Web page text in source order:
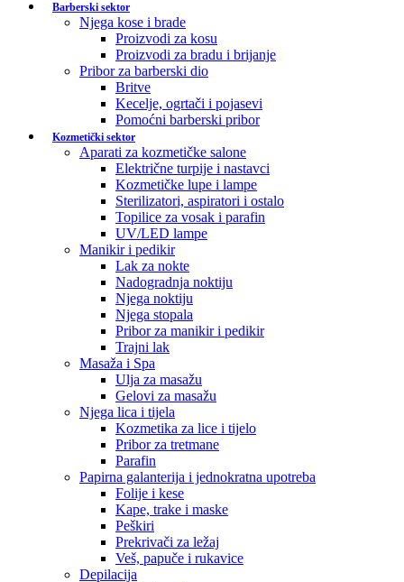
Barberski sektor
Njega kose i brade
Proizvodi za kosu
Proizvodi za bradu i brijanje
Pribor za barberski dio
Britve
Kecelje, ogrtači i pojasevi
Pomoćni barberski pribor
Kozmetički sektor
Aparati za kozmetičke salone
Električne turpije i nastavci
Kozmetičke lupe i lampe
Sterilizatori, aspiratori i ostalo
Topilice za vosak i parafin
UV/LED lampe
Manikir i pedikir
Lak za nokte
Nadogradnja noktiju
Njega noktiju
Njega stopala
Pribor za manikir i pedikir
Trajni lak
Masaža i Spa
Ulja za masažu
Gelovi za masažu
Njega lica i tijela
Kozmetika za lice i tijelo
Pribor za tretmane
Parafin
Papirna galanterija i jednokratna upotreba
Folije i kese
Kape, trake i maske
Peškiri
Prekrivači za ležaj
Veš, papuče i rukavice
Depilacija